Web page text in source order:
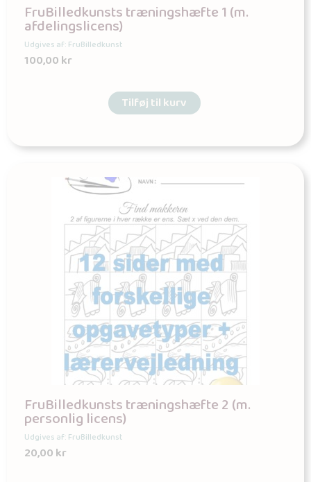
FruBilledkunsts træningshæfte 1 (m.
afdelingslicens)
Udgives af: FruBilledkunst
100,00kr
Tilføj til kurv
FruBilledkunsts træningshæfte 2 (m.
personlig licens)
Udgives af: FruBilledkunst
20,00kr